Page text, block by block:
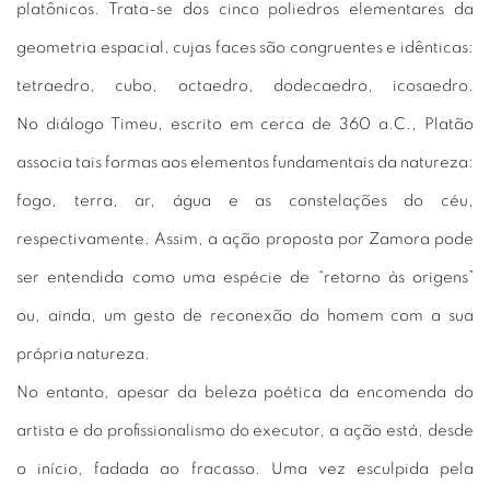
platônicos. Trata-se dos cinco poliedros elementares da
geometria espacial, cujas faces são congruentes e idênticas:
tetraedro, cubo, octaedro, dodecaedro, icosaedro.
No diálogo Timeu, escrito em cerca de 360 a.C., Platão
associa tais formas aos elementos fundamentais da natureza:
fogo, terra, ar, água e as constelações do céu,
respectivamente. Assim, a ação proposta por Zamora pode
ser entendida como uma espécie de “retorno às origens”
ou, ainda, um gesto de reconexão do homem com a sua
própria natureza.
No entanto, apesar da beleza poética da encomenda do
artista e do profissionalismo do executor, a ação está, desde
o início, fadada ao fracasso. Uma vez esculpida pela